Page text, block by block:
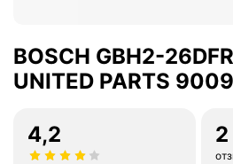
BOSCH GBH2-
UNITED PARTS
4,2 2